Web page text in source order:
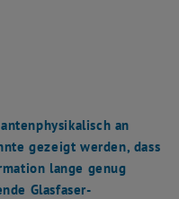
an
gezeigt werden, dass
lange genug
Glasfaser-